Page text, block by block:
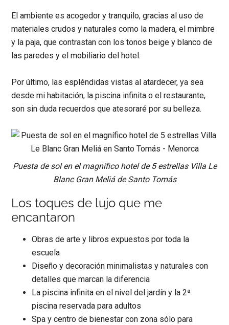
El ambiente es acogedor y tranquilo, gracias al uso de
materiales crudos y naturales como la madera, el mimbre
y la paja, que contrastan con los tonos beige y blanco de
las paredes y el mobiliario del hotel.
Por último, las espléndidas vistas al atardecer, ya sea
desde mi habitación, la piscina infinita o el restaurante,
son sin duda recuerdos que atesoraré por su belleza.
Puesta de sol en el magnífico hotel de 5 estrellas Villa Le
Blanc Gran Meliá de Santo Tomás
Los toques de lujo que me
encantaron
Obras de arte y libros expuestos por toda la
escuela
Diseño y decoración minimalistas y naturales con
detalles que marcan la diferencia
La piscina infinita en el nivel del jardín y la 2ª
piscina reservada para adultos
Spa y centro de bienestar con zona sólo para